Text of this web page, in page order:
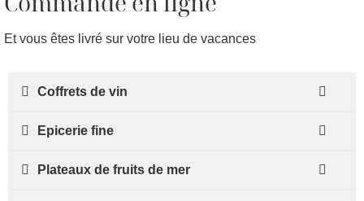
Et vous êtes livré sur votre lieu de vacances
Coffrets de vin
Epicerie fine
Plateaux de fruits de mer